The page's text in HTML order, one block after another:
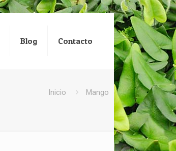
Blog Contacto
Inicio Mango